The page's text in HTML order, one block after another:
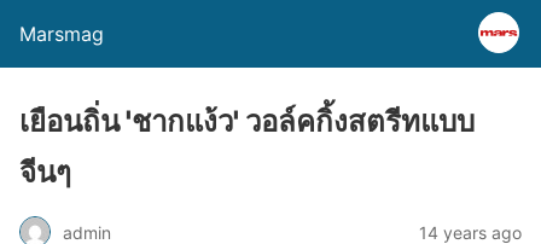
Marsmag
เยือนถิ่น 'ชากแง้ว' วอล์คกิ้งสตรีทแบบ
จีนๆ
admin 14 years ago